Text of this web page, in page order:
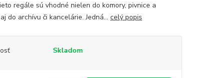
regále sú vhodné nielen do komory, pivnice a
do archívu či kancelárie. Jedná... celý popis
Skladom